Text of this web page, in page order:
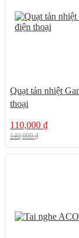
Quạt tản nhiệt
thoại
110,000 ₫
140,000₫